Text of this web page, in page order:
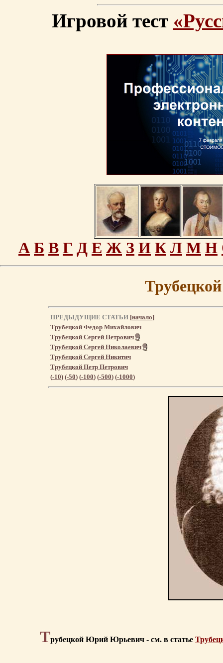
Игровой тест
А Б В Г Д Е Ж З И К Л М Н
ПРЕДЫДУЩИЕ СТАТЬИ [начало]
Трубецкой Федор Михайлович
Трубецкой Сергей Петрович
Трубецкой Сергей Николаевич
Трубецкой Сергей Никитич
Трубецкой Петр Петрович
(-10) (-50) (-100) (-500) (-1000)
Трубецкой Юрий Юрьевич - см. в статье